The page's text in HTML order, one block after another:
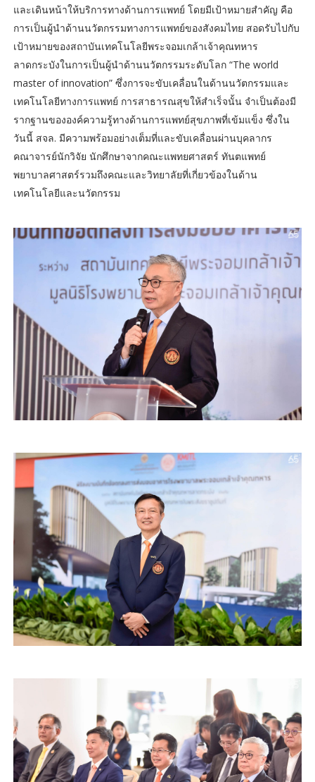
และเดินหน้าให้บริการทางด้านการแพทย์ โดยมีเป้าหมายสำคัญ คือ
การเป็นผู้นำด้านนวัตกรรมทางการแพทย์ของสังคมไทย สอดรับไปกับ
เป้าหมายของสถาบันเทคโนโลยีพระจอมเกล้าเจ้าคุณทหาร
ลาดกระบังในการเป็นผู้นำด้านนวัตกรรมระดับโลก “The world
master of innovation” ซึ่งการจะขับเคลื่อนในด้านนวัตกรรมและ
เทคโนโลยีทางการแพทย์ การสาธารณสุขให้สำเร็จนั้น จำเป็นต้องมี
รากฐานขององค์ความรู้ทางด้านการแพทย์สุขภาพที่เข้มแข็ง ซึ่งใน
วันนี้ สจล. มีความพร้อมอย่างเต็มที่และขับเคลื่อนผ่านบุคลากร
คณาจารย์นักวิจัย นักศึกษาจากคณะแพทยศาสตร์ ทันตแพทย์
พยาบาลศาสตร์รวมถึงคณะและวิทยาลัยที่เกี่ยวข้องในด้าน
เทคโนโลยีและนวัตกรรม